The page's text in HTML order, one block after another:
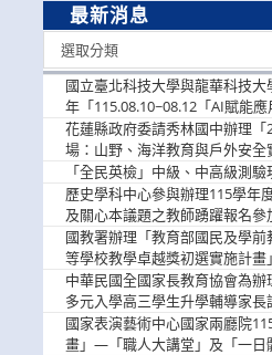
最新消息
選取分類
國立臺北科技大學與龍華科技
年「115.08.10~08.12「AI賦能
歡迎學生踴躍報名參加
花蓮縣政府委請秀林國中辦理
場：山野、海洋教育與戶外安全
參加
「全民英檢」中級、中高級測
歷史學科中心參與辦理115學年
及關心本議題之教師踴躍報名參
國教署辦理「教育部國民及學
等學校教學卓越獎初選實施計
中華民國全國家長教育協會為
多元入學高三學生升學輔導家長
國家表演藝術中心國家兩廳院
畫」—「職人大講堂」及「一日